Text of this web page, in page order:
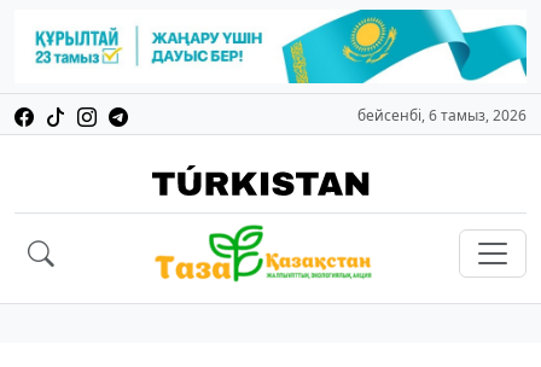
бейсенбі, 6 тамыз, 2026